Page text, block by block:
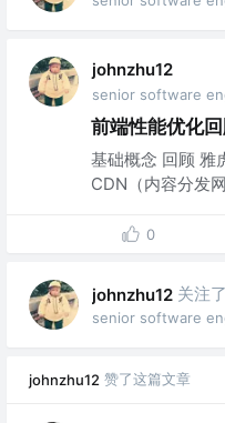
johnzhu12
senior software
前端性能优化
基础概念 回顾 雅
CDN（内容分发
0
johnzhu12 关注了
senior software
johnzhu12 赞了这篇文章